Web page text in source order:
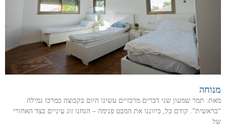
מנוחה
מאת: תמר שמעון שני דברים מרכזיים עשינו היום בקבוצה במרכז גמילה
“בראשית”. קודם כל, כיווננו את המבט פנימה – הנחנו זוג עיניים בצד האחורי
של